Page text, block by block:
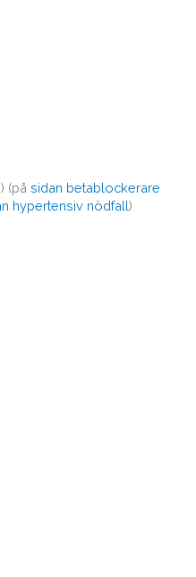
(på sidan betablockerare
hypertensiv nödfall)